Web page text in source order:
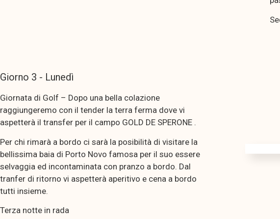
Giorno 3 - Lunedì
Giornata di Golf – Dopo una bella colazione
raggiungeremo con il tender la terra ferma dove vi
aspetterà il transfer per il campo GOLD DE SPERONE .
Per chi rimarà a bordo ci sarà la posibilità di visitare la
bellissima baia di Porto Novo famosa per il suo essere
selvaggia ed incontaminata con pranzo a bordo. Dal
tranfer di ritorno vi aspetterà aperitivo e cena a bordo
tutti insieme.
Terza notte in rada